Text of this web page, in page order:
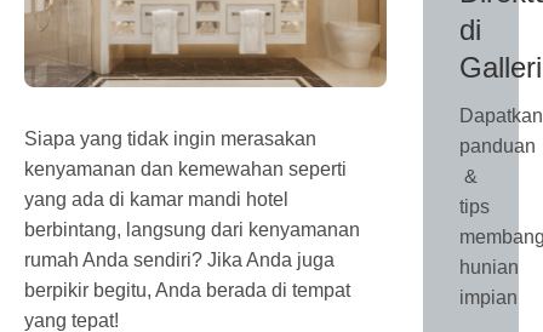
Siapa yang tidak ingin merasakan
kenyamanan dan kemewahan seperti
yang ada di kamar mandi hotel
berbintang, langsung dari kenyamanan
rumah Anda sendiri? Jika Anda juga
berpikir begitu, Anda berada di tempat
yang tepat!
di
Dapatkan
panduan
&
tips
hunian
impian